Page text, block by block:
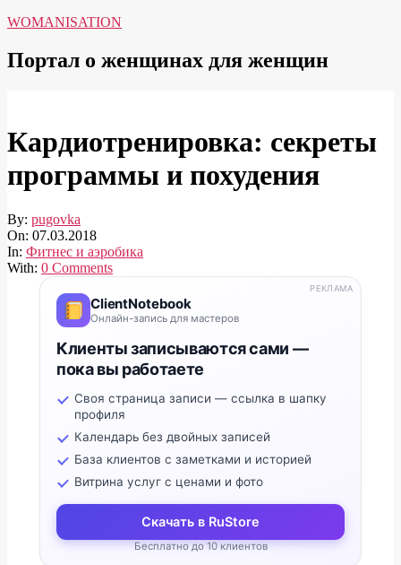
WOMANISATION
Портал о женщинах для женщин
Кардиотренировка: секреты
программы и похудения
By: pugovka
On: 07.03.2018
In: Фитнес и аэробика
With: 0 Comments
ClientNotebook
Онлайн-запись для мастеров
Клиенты записываются сами —
пока вы работаете
Своя страница записи — ссылка в шапку
профиля
Календарь без двойных записей
База клиентов с заметками и историей
Витрина услуг с ценами и фото
Скачать в RuStore
Бесплатно до 10 клиентов
РЕКЛАМА